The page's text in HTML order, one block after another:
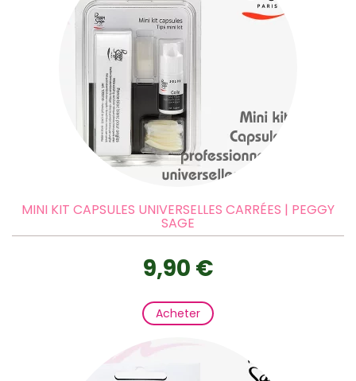
MINI KIT CAPSULES UNIVERSELLES CARRÉES | PEGGY
SAGE
9,90 €
Acheter